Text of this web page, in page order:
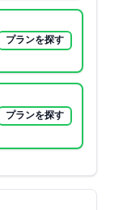
プランを探す
プランを探す